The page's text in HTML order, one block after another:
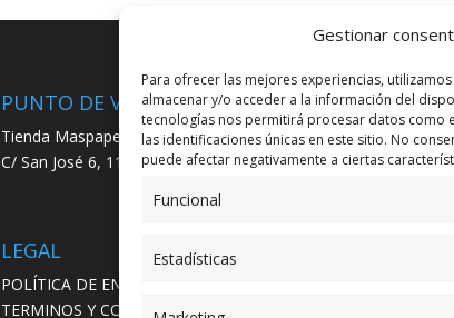
Gestionar
Para ofrecer las mejores experiencias,
almacenar y/o acceder a la información del
tecnologías nos permitirá procesar datos como
las identificaciones únicas en este sitio. No
puede afectar negativamente a ciertas
Funcional
Estadísticas
PUNTO DE VENTA
Tienda Maspapeles (Lobe Spain)
C/ San José 6, 11004 Cádiz
LEGAL
POLÍTICA DE ENVÍO
TERMINOS Y CONDICIONES
ENVÍO